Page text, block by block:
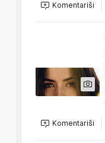
Komentariši
Komentariši